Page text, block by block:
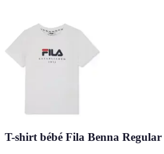
T-shirt bébé Fila Benna